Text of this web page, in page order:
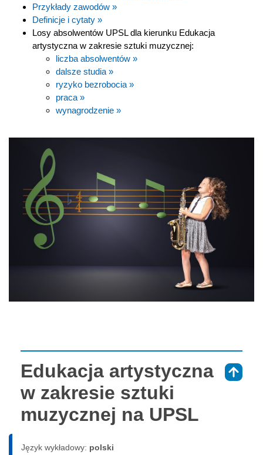
Przykłady zawodów »
Definicje i cytaty »
Losy absolwentów UPSL dla kierunku Edukacja
artystyczna w zakresie sztuki muzycznej:
liczba absolwentów »
dalsze studia »
ryzyko bezrobocia »
praca »
wynagrodzenie »
Edukacja artystyczna
w zakresie sztuki
muzycznej na UPSL
Język wykładowy: polski